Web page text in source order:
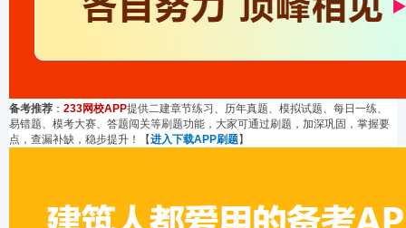
备考推荐 ： 233网校APP提供二建章节练习、历年真题、模拟试题、每日一练、
易错题、模考大赛、答题闯关等刷题功能，大家可通过刷题，加深巩固，掌握要
点，查漏补缺，稳步提升！【进入下载APP刷题】